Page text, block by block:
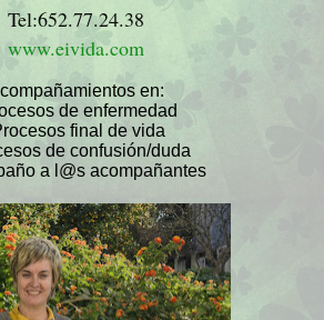
Tel:652.77.24.38
www.eivida.com
en:
de enfermedad
final de vida
de confusión/duda
a l@s acompañantes